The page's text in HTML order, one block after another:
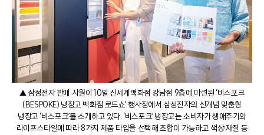
▲ 삼성전자 판매 사원이 10일 신세계백화점 강남점 9층에 마련된 ‘비스포크
(BESPOKE) 냉장고 백화점 로드쇼’ 행사장에서 삼성전자의 신개념 맞춤형
냉장고 ‘비스포크’를 소개하고 있다. ‘비스포크’ 냉장고는 소비자가 생애주기와
라이프스타일에 따라 8가지 제품 타입을 선택해 조합이 가능하고 색상·재질 등